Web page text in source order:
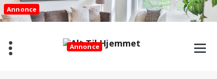
Videre
til
indhold
Annonce
Annonce